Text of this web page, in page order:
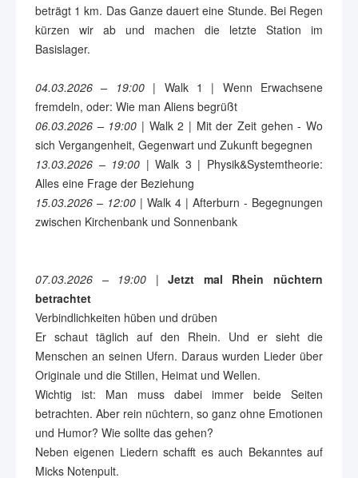
beträgt 1 km. Das Ganze dauert eine Stunde. Bei Regen
kürzen wir ab und machen die letzte Station im
Basislager.
04.03.2026 – 19:00| Walk 1 | Wenn Erwachsene
fremdeln, oder: Wie man Aliens begrüßt
06.03.2026 – 19:00 | Walk 2 | Mit der Zeit gehen - Wo
sich Vergangenheit, Gegenwart und Zukunft begegnen
13.03.2026 – 19:00 | Walk 3 | Physik&Systemtheorie:
Alles eine Frage der Beziehung
15.03.2026 – 12:00 | Walk 4 | Afterburn - Begegnungen
zwischen Kirchenbank und Sonnenbank
07.03.2026 – 19:00 |Jetzt mal Rhein nüchtern
betrachtet
Verbindlichkeiten hüben und drüben
Er schaut täglich auf den Rhein. Und er sieht die
Menschen an seinen Ufern. Daraus wurden Lieder über
Originale und die Stillen, Heimat und Wellen.
Wichtig ist: Man muss dabei immer beide Seiten
betrachten. Aber rein nüchtern, so ganz ohne Emotionen
und Humor? Wie sollte das gehen?
Neben eigenen Liedern schafft es auch Bekanntes auf
Micks Notenpult.